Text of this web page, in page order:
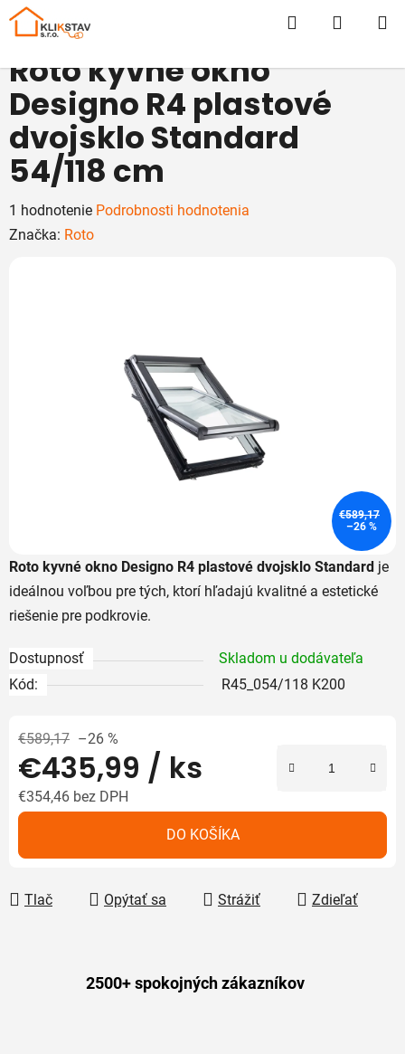
Prejsť
Hľadať
Roto kyvné okno Designo R4 plastové dvojsklo Standard je
ideálnou voľbou pre tých, ktorí hľadajú kvalitné a estetické
riešenie pre podkrovie.
Dostupnosť
Skladom u dodávateľa
Kód:
R45_054/118 K200
€589,17 –26 %
€435,99 / ks
€354,46 bez DPH
DO KOŠÍKA
Tlač Opýtať sa Strážiť Zdieľať
Roto kyvné okno
Designo R4 plastové
dvojsklo Standard
54/118 cm
Priemerné
hodnotenie
1 hodnotenie Podrobnosti hodnotenia
Značka: Roto
€589,17
–26 %
2500+ spokojných zákazníkov